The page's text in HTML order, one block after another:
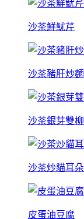
沙茶鮮魷芹
沙茶豬肝炒麵
沙茶銀芽雙柳
沙茶炒貓耳朵
皮蛋油豆腐